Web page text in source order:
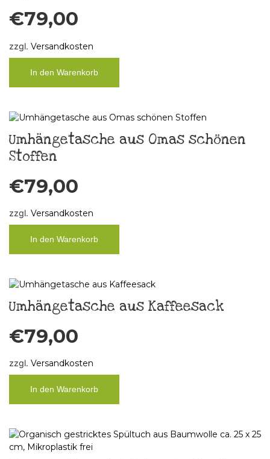
€79,00
zzgl. Versandkosten
In den Warenkorb
Umhängetasche aus Omas schönen
Stoffen
€79,00
zzgl. Versandkosten
In den Warenkorb
Umhängetasche aus Kaffeesack
€79,00
zzgl. Versandkosten
In den Warenkorb